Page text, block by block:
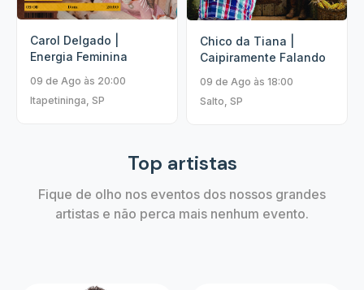
Carol Delgado |
Energia Feminina
09 de Ago às 20:00
Itapetininga, SP
Chico da Tiana |
Caipiramente Falando
09 de Ago às 18:00
Salto, SP
Top artistas
Fique de olho nos eventos dos nossos grandes
artistas e não perca mais nenhum evento.